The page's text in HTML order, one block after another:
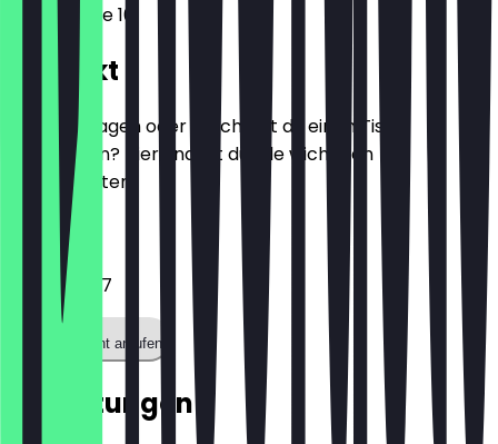
Geiststraße 10
Kontakt
Hast du Fragen oder möchtest du einen Tisch
reservieren? Hier findest du alle wichtigen
Kontaktdaten.
Telefon
01716261357
Restaurant anrufen
Bewertungen